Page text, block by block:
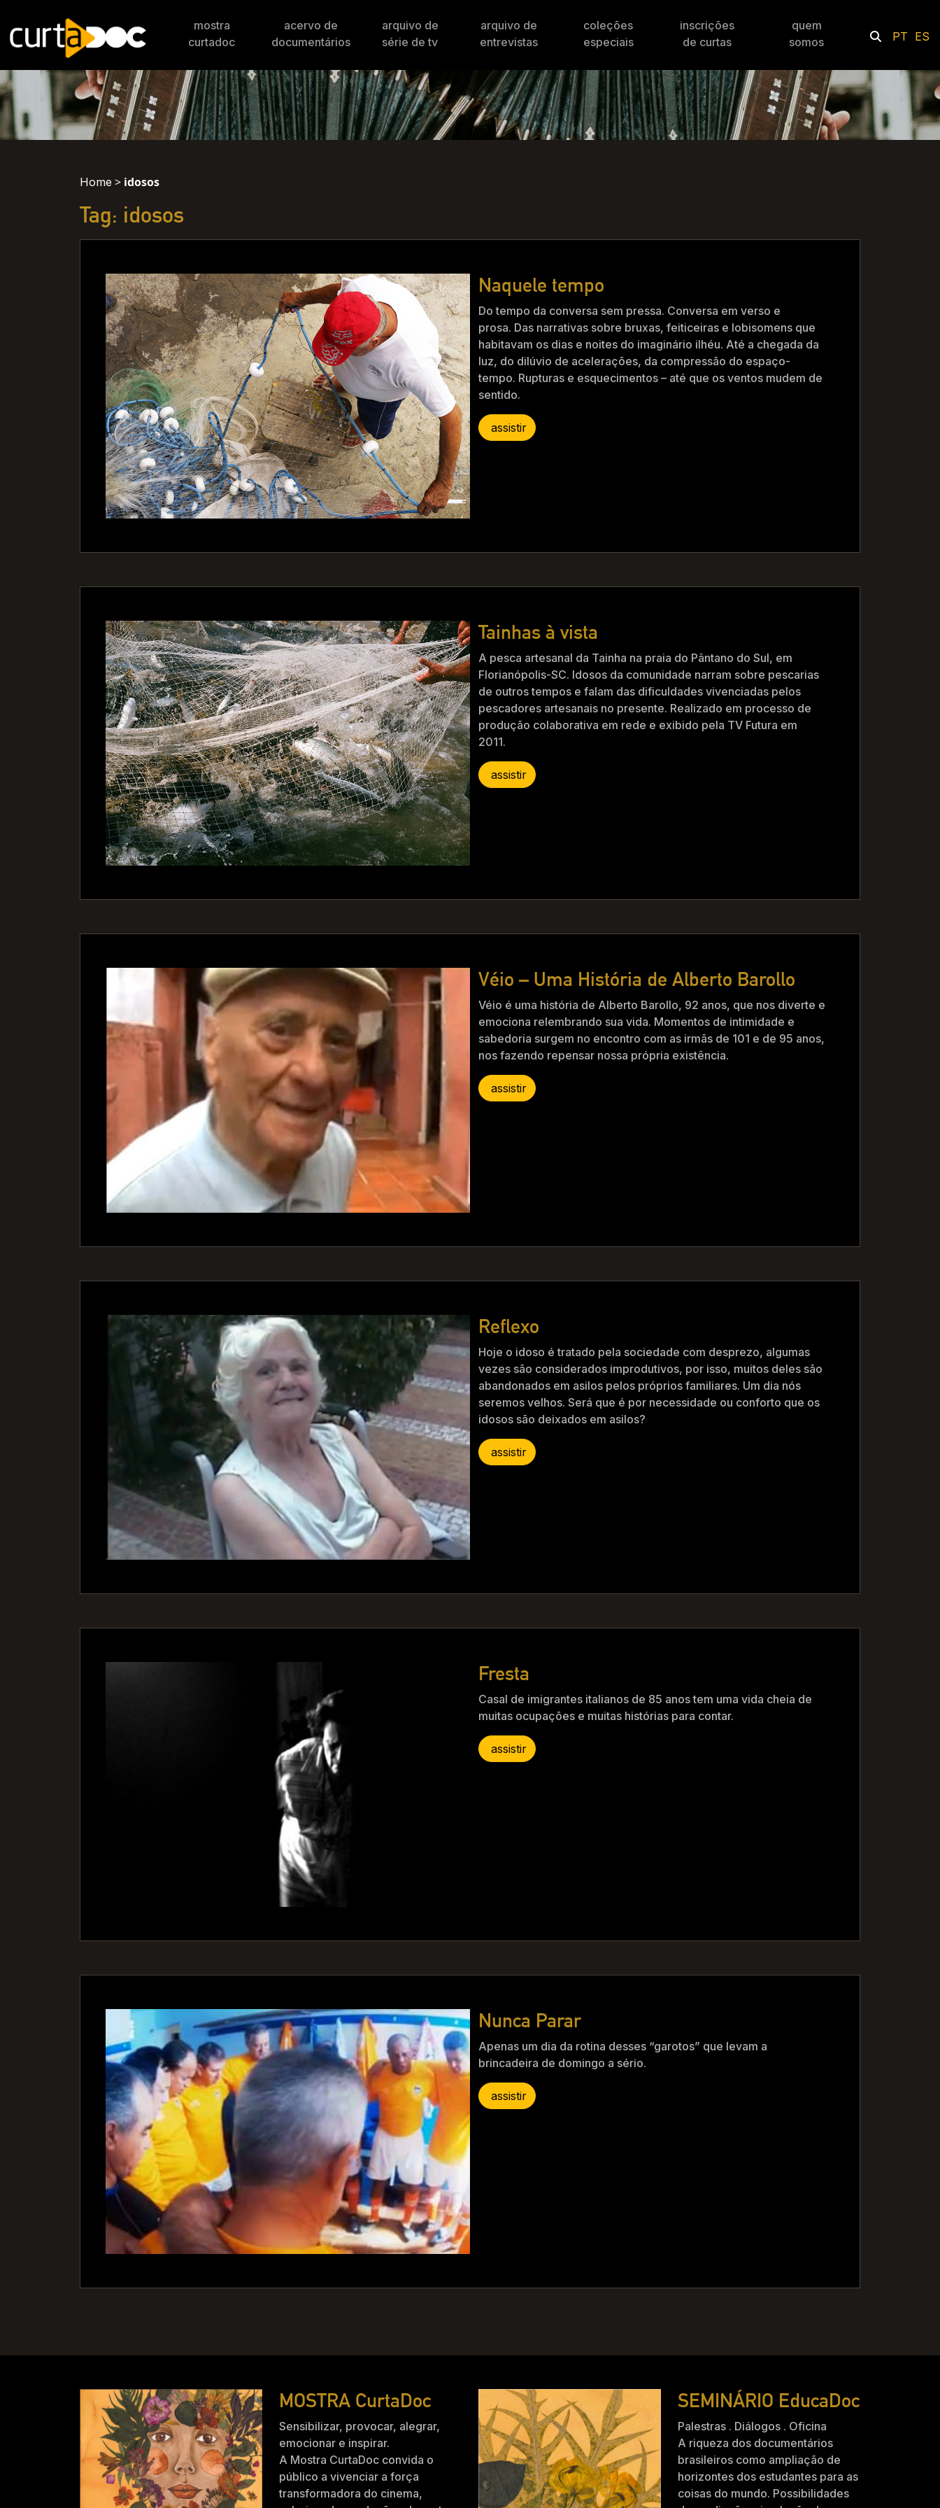
mostra
curtadoc
acervo de
documentários
arquivo de
série de tv
arquivo de
entrevistas
coleções
especiais
inscrições
de curtas
quem
somos
PT ES
Home > idosos
Tag: idosos
Naquele tempo
Do tempo da conversa sem pressa. Conversa em verso e
prosa. Das narrativas sobre bruxas, feiticeiras e lobisomens que
habitavam os dias e noites do imaginário ilhéu. Até a chegada da
luz, do dilúvio de acelerações, da compressão do espaço-
tempo. Rupturas e esquecimentos – até que os ventos mudem de
sentido.
assistir
Tainhas à vista
A pesca artesanal da Tainha na praia do Pântano do Sul, em
Florianópolis-SC. Idosos da comunidade narram sobre pescarias
de outros tempos e falam das dificuldades vivenciadas pelos
pescadores artesanais no presente. Realizado em processo de
produção colaborativa em rede e exibido pela TV Futura em
2011.
assistir
Véio – Uma História de Alberto Barollo
Véio é uma história de Alberto Barollo, 92 anos, que nos diverte e
emociona relembrando sua vida. Momentos de intimidade e
sabedoria surgem no encontro com as irmãs de 101 e de 95 anos,
nos fazendo repensar nossa própria existência.
assistir
Reflexo
Hoje o idoso é tratado pela sociedade com desprezo, algumas
vezes são considerados improdutivos, por isso, muitos deles são
abandonados em asilos pelos próprios familiares. Um dia nós
seremos velhos. Será que é por necessidade ou conforto que os
idosos são deixados em asilos?
assistir
Fresta
Casal de imigrantes italianos de 85 anos tem uma vida cheia de
muitas ocupações e muitas histórias para contar.
assistir
Nunca Parar
Apenas um dia da rotina desses “garotos” que levam a
brincadeira de domingo a sério.
assistir
MOSTRA CurtaDoc
Sensibilizar, provocar, alegrar,
emocionar e inspirar.
A Mostra CurtaDoc convida o
público a vivenciar a força
transformadora do cinema,
SEMINÁRIO EducaDoc
Palestras . Diálogos . Oficina
A riqueza dos documentários
brasileiros como ampliação de
horizontes dos estudantes para as
coisas do mundo. Possibilidades